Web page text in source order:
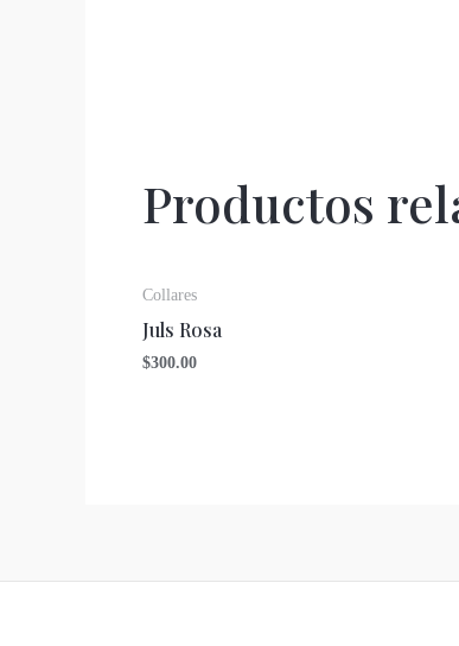
Productos
Collares
Juls Rosa
$300.00